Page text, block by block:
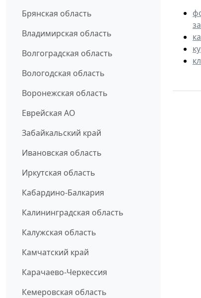
Брянская область
Владимирская область
Волгоградская область
Вологодская область
Воронежская область
Еврейская АО
Забайкальский край
Ивановская область
Иркутская область
Кабардино-Балкария
Калининградская область
Калужская область
Камчатский край
Карачаево-Черкессия
Кемеровская область